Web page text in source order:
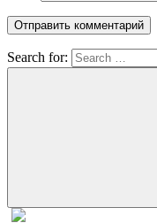
Search for: